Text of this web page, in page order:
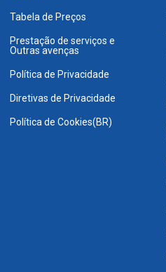
Tabela de Preços
Prestação de serviços e
Outras avenças
Política de Privacidade
Diretivas de Privacidade
Política de Cookies(BR)